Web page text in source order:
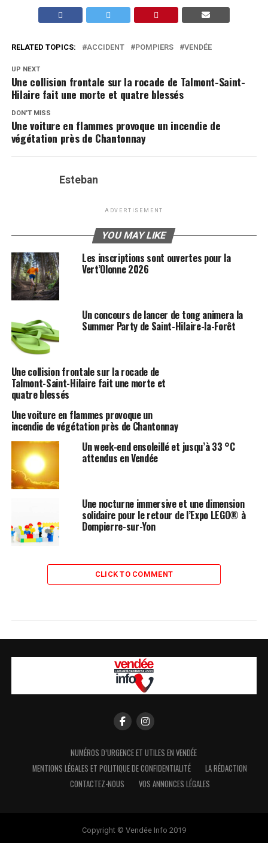
RELATED TOPICS: ACCIDENT POMPIERS VENDÉE
UP NEXT
Une collision frontale sur la rocade de Talmont-Saint-
Hilaire fait une morte et quatre blessés
DON'T MISS
Une voiture en flammes provoque un incendie de
végétation près de Chantonnay
Esteban
ADVERTISEMENT
YOU MAY LIKE
Les inscriptions sont ouvertes pour la
Vert’Olonne 2026
Un concours de lancer de tong animera la
Summer Party de Saint-Hilaire-la-Forêt
Une collision frontale sur la rocade de
Talmont-Saint-Hilaire fait une morte et
quatre blessés
Une voiture en flammes provoque un
incendie de végétation près de Chantonnay
Un week-end ensoleillé et jusqu’à 33 °C
attendus en Vendée
Une nocturne immersive et une dimension
solidaire pour le retour de l’Expo LEGO® à
Dompierre-sur-Yon
CLICK TO COMMENT
NUMÉROS D’URGENCE ET UTILES EN VENDÉE
MENTIONS LÉGALES ET POLITIQUE DE CONFIDENTIALITÉ
LA RÉDACTION
CONTACTEZ-NOUS
VOS ANNONCES LÉGALES
Copyright © Vendée Info 2019